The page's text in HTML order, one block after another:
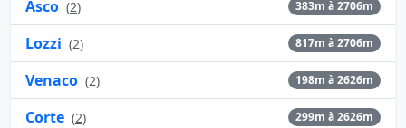
Asco (2) 383m à 2706m
Lozzi (2) 817m à 2706m
Venaco (2) 198m à 2626m
Corte (2) 299m à 2626m